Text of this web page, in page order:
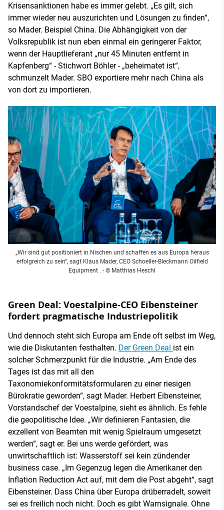
Krisensanktionen habe es immer gelebt. „Es gilt, sich
immer wieder neu auszurichten und Lösungen zu finden“,
so Mader. Beispiel China. Die Abhängigkeit von der
Volksrepublik ist nun eben einmal ein geringerer Faktor,
wenn der Hauptlieferant „nur 45 Minuten entfernt in
Kapfenberg“ - Stichwort Böhler - „beheimatet ist“,
schmunzelt Mader. SBO exportiere mehr nach China als
von dort zu importieren.
„Wir sind gut positioniert in Nischen und schaffen es aus Europa heraus
erfolgreich zu sein“, sagt Klaus Mader, CEO Schoeller-Bleckmann Oilfield
Equipment . - © Matthias Heschl
Green Deal: Voestalpine-CEO Eibensteiner
fordert pragmatische Industriepolitik
Und dennoch steht sich Europa am Ende oft selbst im Weg,
wie die Diskutanten festhalten. Der Green Deal ist ein
solcher Schmerzpunkt für die Industrie. „Am Ende des
Tages ist das mit all den
Taxonomiekonformitätsformularen zu einer riesigen
Bürokratie geworden“, sagt Mader. Herbert Eibensteiner,
Vorstandschef der Voestalpine, sieht es ähnlich. Es fehle
die geopolitische Idee. „Wir definieren Fantasien, die
exzellent von Beamten mit wenig Spielraum umgesetzt
werden“, sagt er. Bei uns werde gefördert, was
unwirtschaftlich ist: Wasserstoff sei kein zündender
business case. „Im Gegenzug legen die Amerikaner den
Inflation Reduction Act auf, mit dem die Post abgeht“, sagt
Eibensteiner. Dass China über Europa drüberradelt, soweit
sei es freilich noch nicht. Doch es gibt Warnsignale. Ohne